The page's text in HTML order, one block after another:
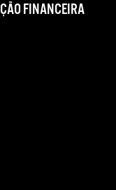
FINANCEIRA